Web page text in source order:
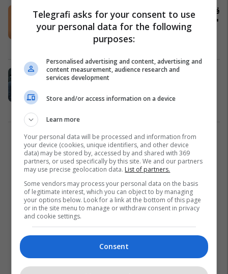
7,500 euro pagë në muaj, reagime të
shumta për këshilltarin "supermen"
të ministrisë së udhëhequr nga
Gërvalla
Kosovë 22/11/2023
Ambasadori i Kosovës në Bruksel:
Derisa Kosova përgatitej për dialog,
Serbia përgatiti aneksimin e veriut
1
Telegrafi asks for your consent to use
your personal data for the following
purposes:
Personalised advertising and content, advertising and
content measurement, audience research and
services development
Store and/or access information on a device
Learn more
Your personal data will be processed and information from
your device (cookies, unique identifiers, and other device
data) may be stored by, accessed by and shared with 369
partners, or used specifically by this site. We and our partners
may use precise geolocation data. List of partners.
Some vendors may process your personal data on the basis
of legitimate interest, which you can object to by managing
your options below. Look for a link at the bottom of this page
or in the site menu to manage or withdraw consent in privacy
and cookie settings.
Consent